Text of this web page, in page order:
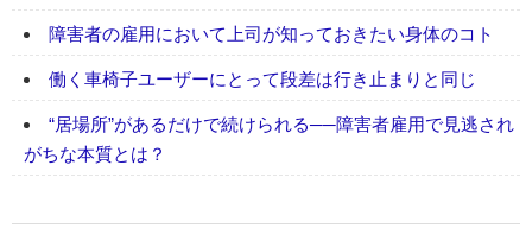
障害者の雇用において上司が知っておきたい身体のコト
働く車椅子ユーザーにとって段差は行き止まりと同じ
“居場所”があるだけで続けられる──障害者雇用で見逃され
がちな本質とは？